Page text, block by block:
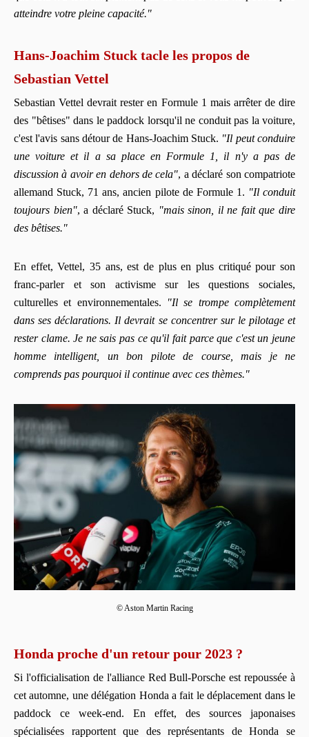
atteindre votre pleine capacité."
Hans-Joachim Stuck tacle les propos de
Sebastian Vettel
Sebastian Vettel devrait rester en Formule 1 mais arrêter de dire
des "bêtises" dans le paddock lorsqu'il ne conduit pas la voiture,
c'est l'avis sans détour de Hans-Joachim Stuck. "Il peut conduire
une voiture et il a sa place en Formule 1, il n'y a pas de
discussion à avoir en dehors de cela", a déclaré son compatriote
allemand Stuck, 71 ans, ancien pilote de Formule 1. "Il conduit
toujours bien", a déclaré Stuck, "mais sinon, il ne fait que dire
des bêtises."
En effet, Vettel, 35 ans, est de plus en plus critiqué pour son
franc-parler et son activisme sur les questions sociales,
culturelles et environnementales.
"Il se trompe complètement
dans ses déclarations. Il devrait se concentrer sur le pilotage et
rester clame. Je ne sais pas ce qu'il fait parce que c'est un jeune
homme intelligent, un bon pilote de course, mais je ne
comprends pas pourquoi il continue avec ces thèmes."
© Aston Martin Racing
Honda proche d'un retour pour 2023 ?
Si l'officialisation de l'alliance Red Bull-Porsche est repoussée à
cet automne, une délégation Honda a fait le déplacement dans le
paddock ce week-end. En effet, des sources japonaises
spécialisées rapportent que des représentants de Honda se